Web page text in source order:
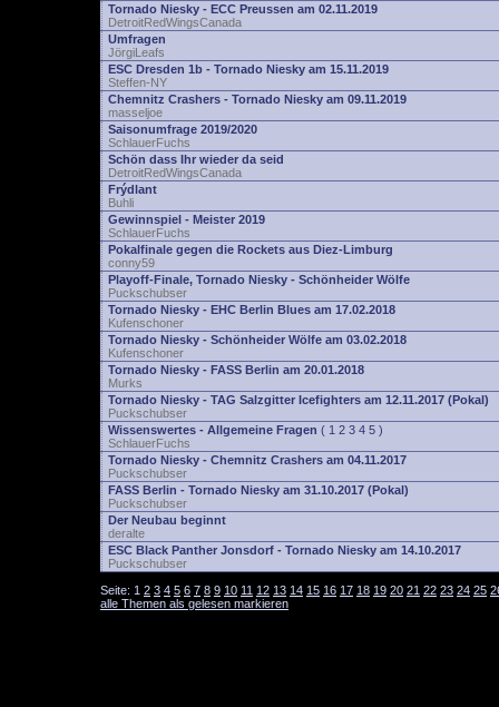
Tornado Niesky - ECC Preussen am 02.11.2019
DetroitRedWingsCanada
Umfragen
JörgiLeafs
ESC Dresden 1b - Tornado Niesky am 15.11.2019
Steffen-NY
Chemnitz Crashers - Tornado Niesky am 09.11.2019
masseljoe
Saisonumfrage 2019/2020
SchlauerFuchs
Schön dass Ihr wieder da seid
DetroitRedWingsCanada
Frýdlant
Buhli
Gewinnspiel - Meister 2019
SchlauerFuchs
Pokalfinale gegen die Rockets aus Diez-Limburg
conny59
Playoff-Finale, Tornado Niesky - Schönheider Wölfe
Puckschubser
Tornado Niesky - EHC Berlin Blues am 17.02.2018
Kufenschoner
Tornado Niesky - Schönheider Wölfe am 03.02.2018
Kufenschoner
Tornado Niesky - FASS Berlin am 20.01.2018
Murks
Tornado Niesky - TAG Salzgitter Icefighters am 12.11.2017 (Pokal)
Puckschubser
Wissenswertes - Allgemeine Fragen ( 1 2 3 4 5 )
SchlauerFuchs
Tornado Niesky - Chemnitz Crashers am 04.11.2017
Puckschubser
FASS Berlin - Tornado Niesky am 31.10.2017 (Pokal)
Puckschubser
Der Neubau beginnt
deralte
ESC Black Panther Jonsdorf - Tornado Niesky am 14.10.2017
Puckschubser
Seite: 1 2 3 4 5 6 7 8 9 10 11 12 13 14 15 16 17 18 19 20 21 22 23 24 25
alle Themen als gelesen markieren